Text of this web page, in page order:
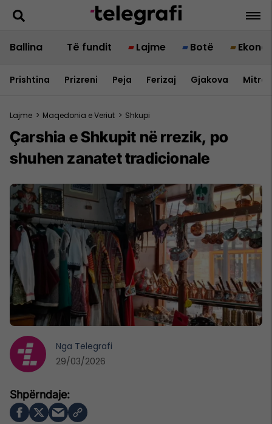
Ballina Të fundit Lajme Botë
Prishtina Prizreni Peja Ferizaj Gjakova
Lajme > Maqedonia e Veriut > Shkupi
Çarshia e Shkupit në rrezik, po
shuhen zanatet tradicionale
Nga Telegrafi
29/03/2026